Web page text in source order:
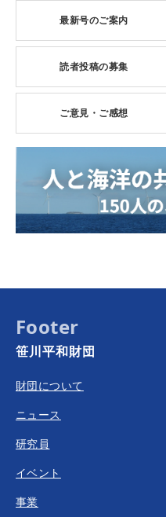
最新号のご案内
読者投稿の募集
ご意見・ご感想
Footer
笹川平和財団
財団について
ニュース
研究員
イベント
事業